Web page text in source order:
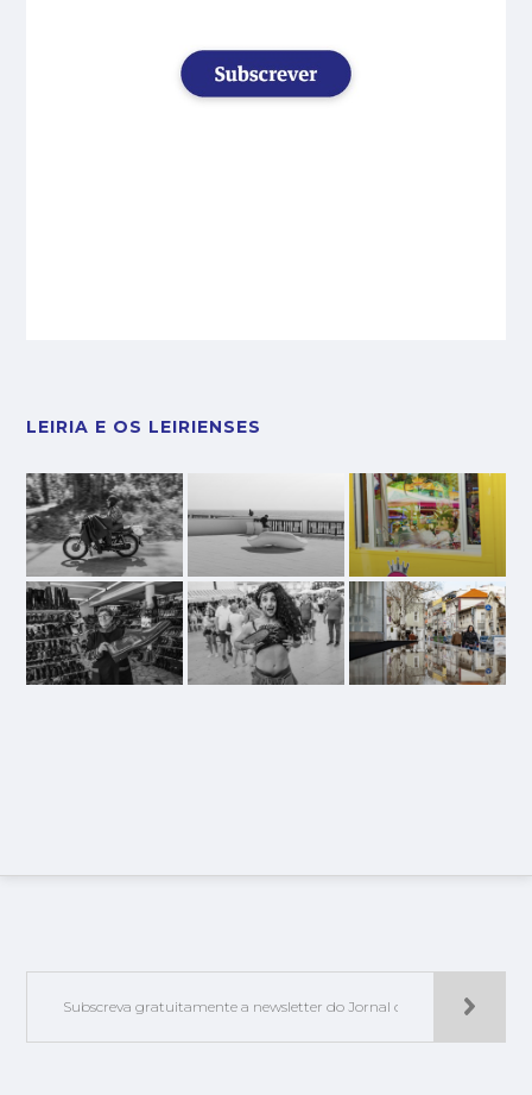
LEIRIA E OS LEIRIENSES